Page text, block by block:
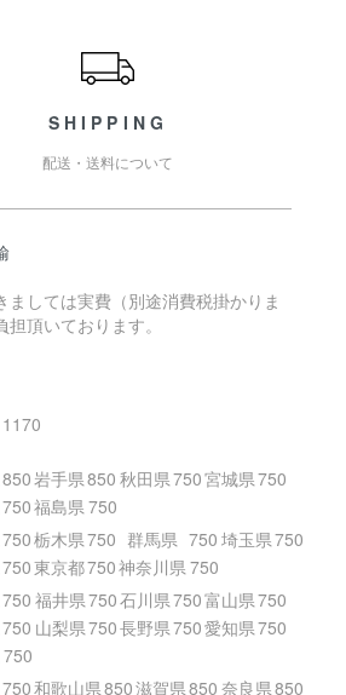
SHIPPING
配送・送料について
ましては実費（別途消費税掛かりま
担頂いております。
1170
850岩手県850 秋田県750宮城県750
750福島県750
750栃木県750 群馬県 750 埼玉県750
750東京都750神奈川県750
750 福井県750石川県750富山県750
750 山梨県750長野県750愛知県750
750
750和歌山県850滋賀県850 奈良県850